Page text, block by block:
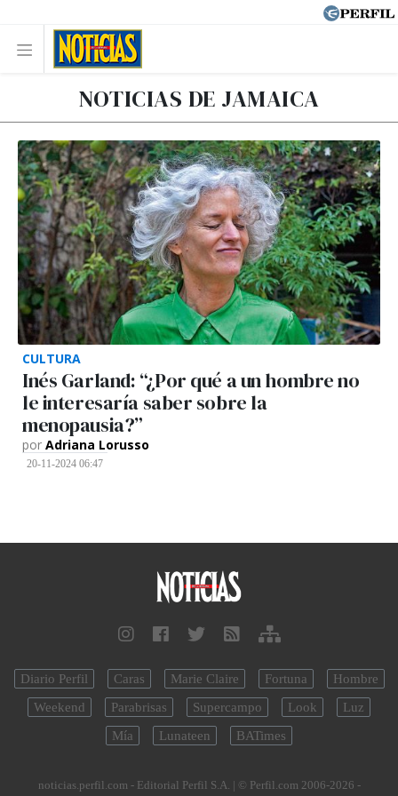
NOTICIAS DE JAMAICA
CULTURA
Inés Garland: “¿Por qué a un hombre no
le interesaría saber sobre la
menopausia?”
por Adriana Lorusso
20-11-2024 06:47
Diario Perfil Caras Marie Claire Fortuna
Hombre
Weekend
Parabrisas Supercampo Look
Luz
Mía
Lunateen BATimes
noticias.perfil.com - Editorial Perfil S.A. | © Perfil.com 2006-2026 -